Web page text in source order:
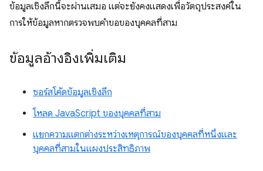
ข้อมูลเชิงลึกนี้จะผ่านเสมอ แต่จะยังคงแสดงเพื่อวัตถุประสงค์ใน
การให้ข้อมูลหากตรวจพบคำขอของบุคคลที่สาม
ข้อมูลอ้างอิงเพิ่มเติม
ซอร์สโค้ดข้อมูลเชิงลึก
โหลด JavaScript ของบุคคลที่สาม
แยกความแตกต่างระหว่างเหตุการณ์ของบุคคลที่หนึ่งและ
บุคคลที่สามในแผงประสิทธิภาพ